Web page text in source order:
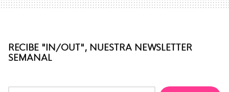
RECIBE "IN/OUT", NUESTRA NEWSLETTER
SEMANAL